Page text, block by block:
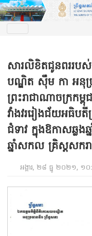
សារលិខិតជូនពររប
បណ្ឌិត ស៊ឹម កា អនុប្
ព្រះរាជាណាចក្រកម្
វាំងវររៀងជ័យអធិ
ជំទាវ ក្នុងឱកាសឆ្លង
ឆ្នាំសកល គ្រិស្តសក
អង្គារ, ២៨ ធ្នូ ២០២១, ១